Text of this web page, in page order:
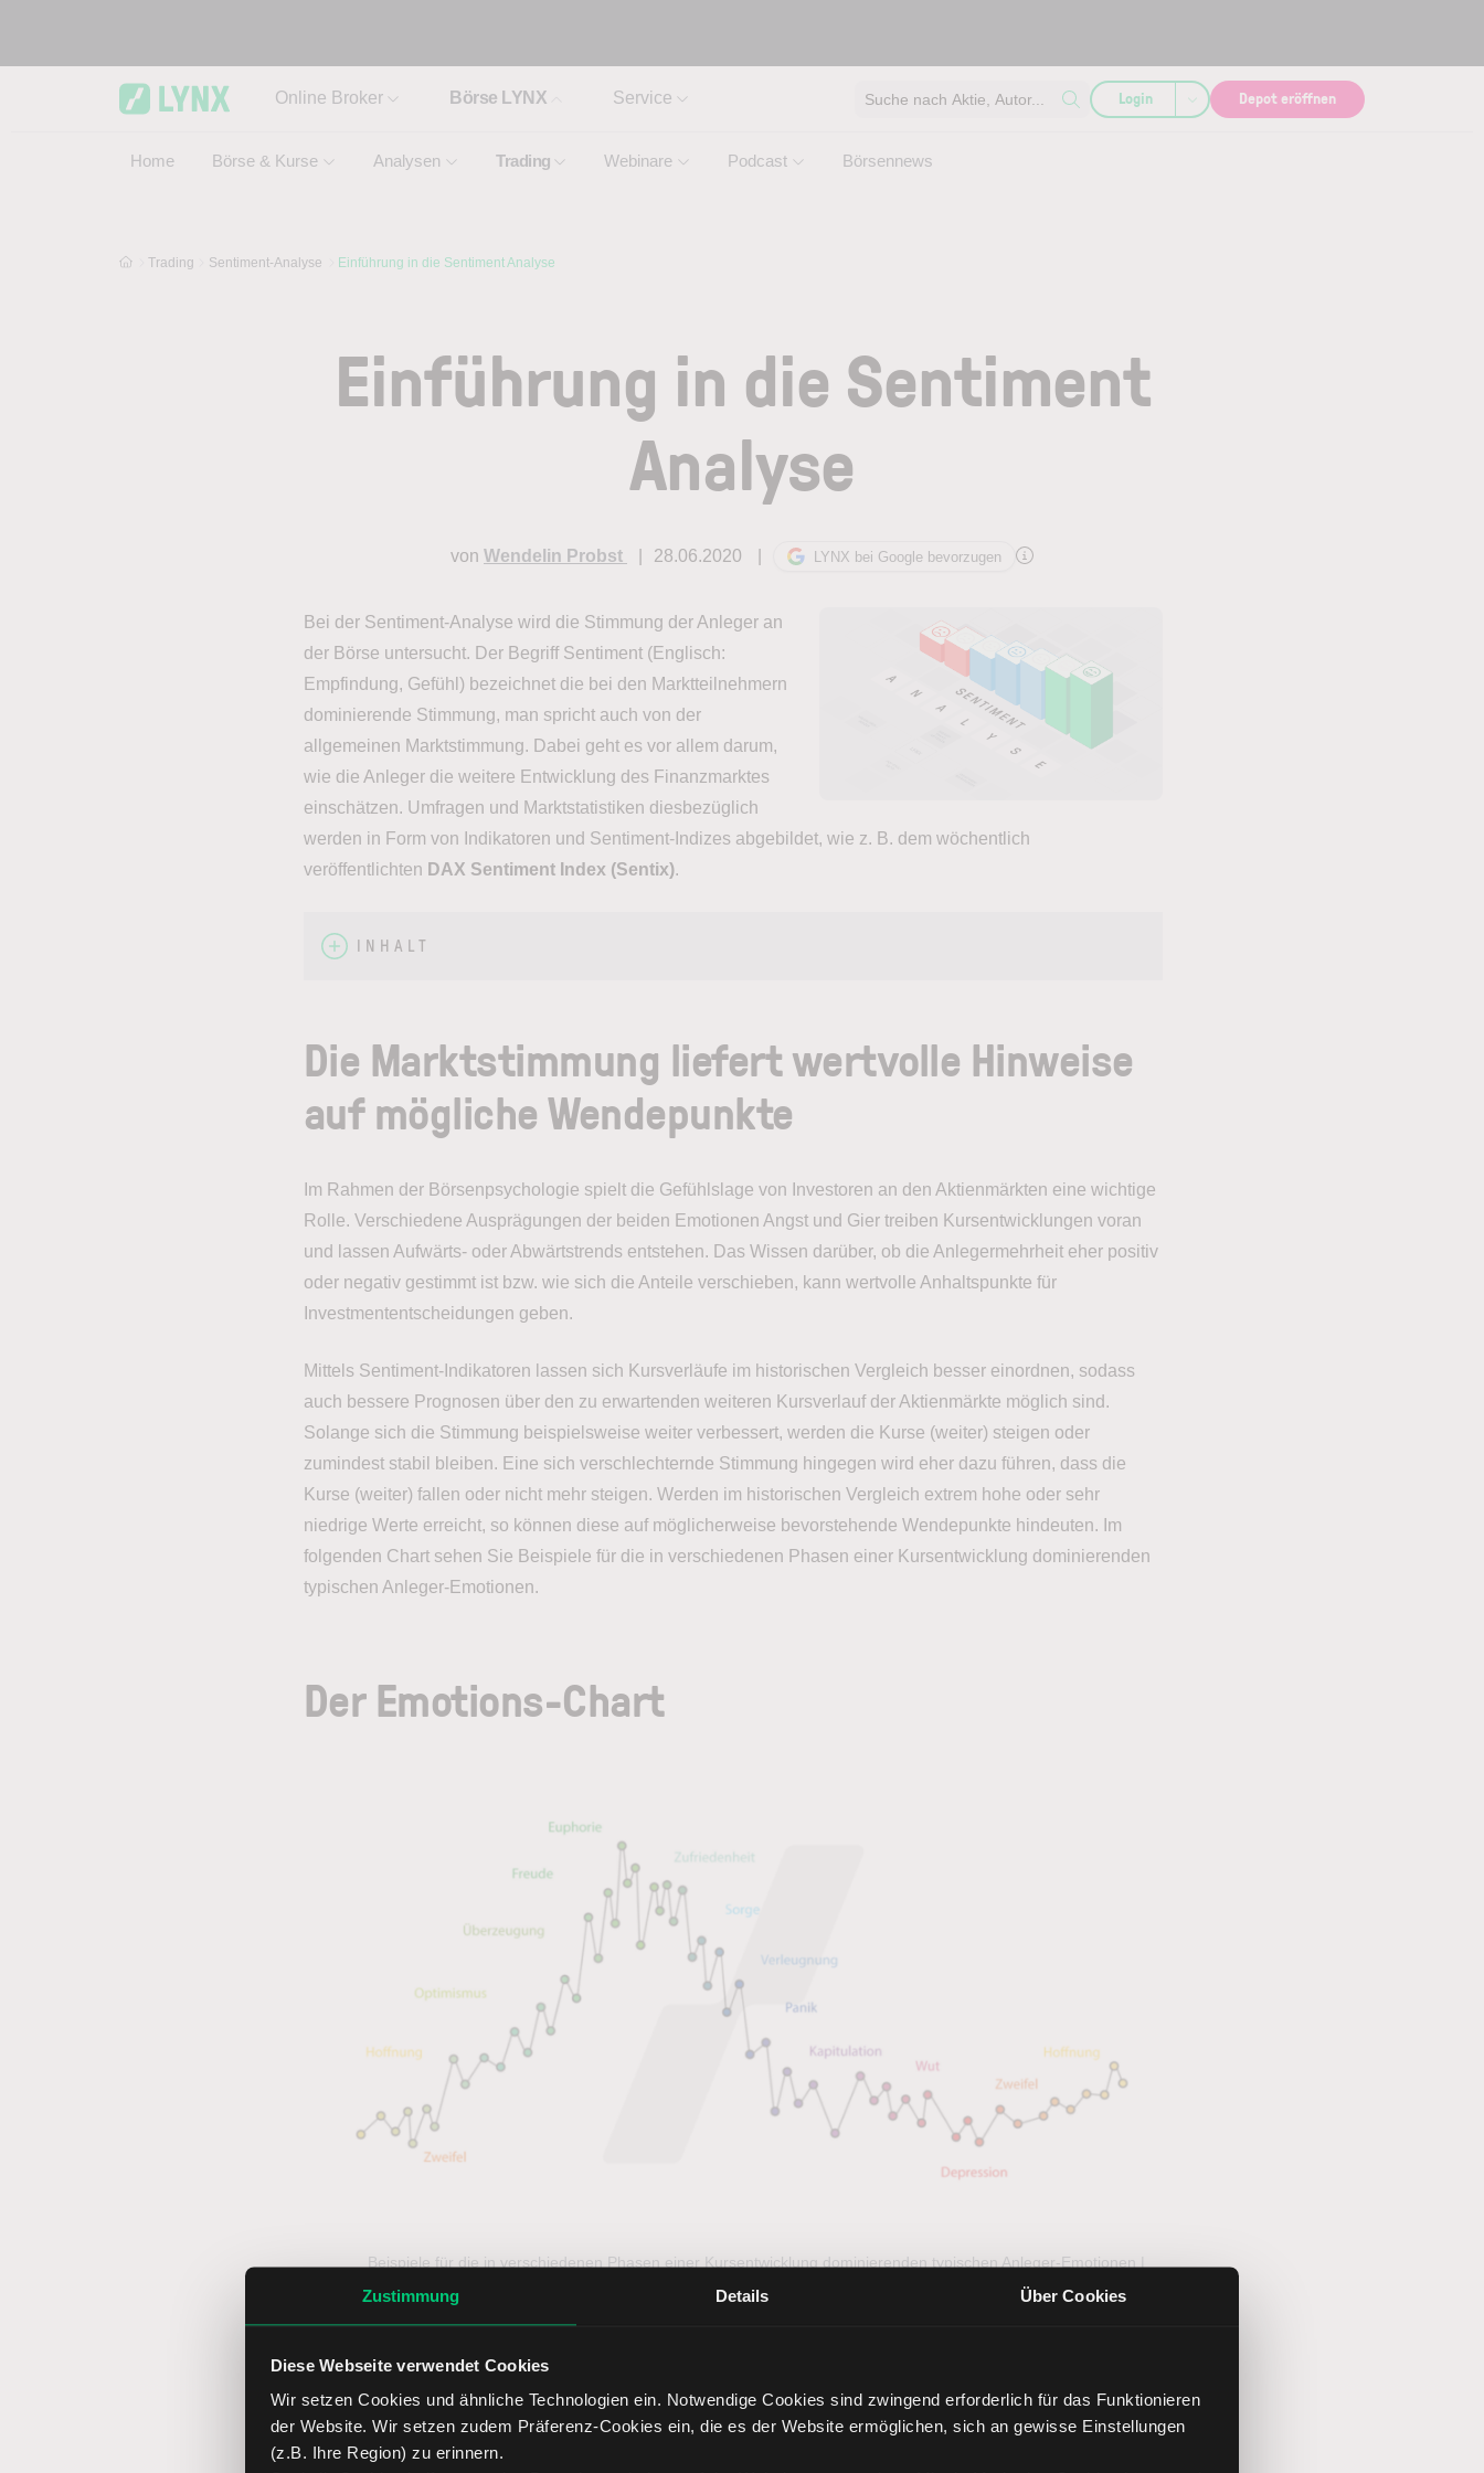
Zustimmung Details Über Cookies
Diese Webseite verwendet Cookies
Wir setzen Cookies und ähnliche Technologien ein. Notwendige Cookies sind zwingend erforderlich für das Funktionieren
der Website. Wir setzen zudem Präferenz-Cookies ein, die es der Website ermöglichen, sich an gewisse Einstellungen
(z.B. Ihre Region) zu erinnern.
Online Broker Börse LYNX
Home Börse & Kurse Analysen Trading Webinare Podcast Börsennews
Service Suche nach Aktie, Autor... Login Depot eröffnen
Trading Sentiment-Analyse Einführung in die Sentiment Analyse
Einführung in die Sentiment
Analyse
von Wendelin Probst 28.06.2020 LYNX bei Google bevorzugen
Bei der Sentiment-Analyse wird die Stimmung der Anleger an
der Börse untersucht. Der Begriff Sentiment (Englisch:
Empfindung, Gefühl) bezeichnet die bei den Marktteilnehmern
dominierende Stimmung, man spricht auch von der
allgemeinen Marktstimmung. Dabei geht es vor allem darum,
wie die Anleger die weitere Entwicklung des Finanzmarktes
einschätzen. Umfragen und Marktstatistiken diesbezüglich
werden in Form von Indikatoren und Sentiment-Indizes abgebildet, wie z. B. dem wöchentlich
veröffentlichten DAX Sentiment Index (Sentix).
INHALT
Die Marktstimmung liefert wertvolle Hinweise
auf mögliche Wendepunkte
Im Rahmen der Börsenpsychologie spielt die Gefühlslage von Investoren an den Aktienmärkten eine wichtige
Rolle. Verschiedene Ausprägungen der beiden Emotionen Angst und Gier treiben Kursentwicklungen voran
und lassen Aufwärts- oder Abwärtstrends entstehen. Das Wissen darüber, ob die Anlegermehrheit eher positiv
oder negativ gestimmt ist bzw. wie sich die Anteile verschieben, kann wertvolle Anhaltspunkte für
Investmententscheidungen geben.
Mittels Sentiment-Indikatoren lassen sich Kursverläufe im historischen Vergleich besser einordnen, sodass
auch bessere Prognosen über den zu erwartenden weiteren Kursverlauf der Aktienmärkte möglich sind.
Solange sich die Stimmung beispielsweise weiter verbessert, werden die Kurse (weiter) steigen oder
zumindest stabil bleiben. Eine sich verschlechternde Stimmung hingegen wird eher dazu führen, dass die
Kurse (weiter) fallen oder nicht mehr steigen. Werden im historischen Vergleich extrem hohe oder sehr
niedrige Werte erreicht, so können diese auf möglicherweise bevorstehende Wendepunkte hindeuten. Im
folgenden Chart sehen Sie Beispiele für die in verschiedenen Phasen einer Kursentwicklung dominierenden
typischen Anleger-Emotionen.
Der Emotions-Chart
Beispiele für die in verschiedenen Phasen einer Kursentwicklung dominierenden typischen Anleger-Emotionen |
Das Sentiment als Kontra-Indikator